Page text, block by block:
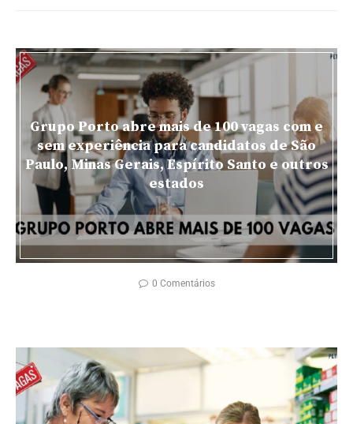
Grupo Porto abre mais de 100 vagas com e
sem experiência para candidatos de São
Paulo, Minas Gerais, Espírito Santo e outros
estados
0 Comentários